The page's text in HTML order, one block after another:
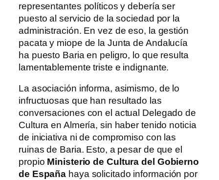
representantes políticos y debería ser
puesto al servicio de la sociedad por la
administración. En vez de eso, la gestión
pacata y miope de la Junta de Andalucía
ha puesto Baria en peligro, lo que resulta
lamentablemente triste e indignante.
La asociación informa, asimismo, de lo
infructuosas que han resultado las
conversaciones con el actual Delegado de
Cultura en Almería, sin haber tenido noticia
de iniciativa ni de compromiso con las
ruinas de Baria. Esto, a pesar de que el
propio Ministerio de Cultura del Gobierno
de España haya solicitado información por